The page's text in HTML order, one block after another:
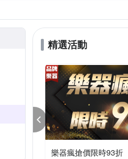
精選活動
樂器瘋搶價限時95折